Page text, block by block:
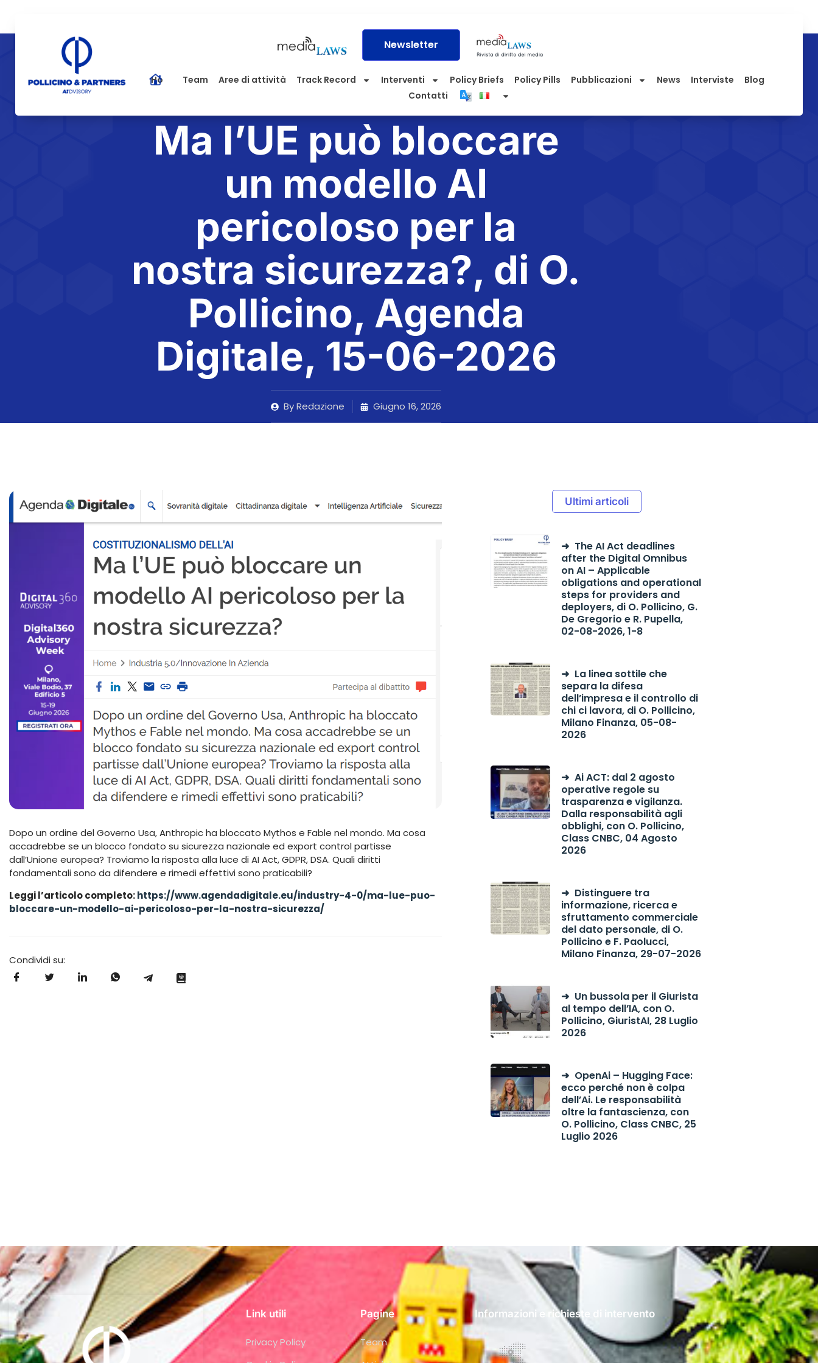
Newsletter
Home Team Aree di attività Track Record Interventi Policy Briefs Policy Pills Pubblicazioni News Interviste
Blog
Contatti
Ma l’UE può bloccare
un modello AI
pericoloso per la
nostra sicurezza?, di O.
Pollicino, Agenda
Digitale, 15-06-2026
ByRedazione Giugno 16, 2026
Dopo un ordine del Governo Usa, Anthropic ha bloccato Mythos e Fable nel mondo. Ma cosa
accadrebbe se un blocco fondato su sicurezza nazionale ed export control partisse
dall’Unione europea? Troviamo la risposta alla luce di AI Act, GDPR, DSA. Quali diritti
fondamentali sono da difendere e rimedi effettivi sono praticabili?
Leggi l’articolo completo:https://www.agendadigitale.eu/industry-4-0/ma-lue-puo-
bloccare-un-modello-ai-pericoloso-per-la-nostra-sicurezza/
Condividi su:
Ultimi articoli
The AI Act deadlines
after the Digital Omnibus
on AI – Applicable
obligations and operational
steps for providers and
deployers, di O. Pollicino, G.
De Gregorio e R. Pupella,
02-08-2026, 1-8
La linea sottile che
separa la difesa
dell’impresa e il controllo di
chi ci lavora, di O. Pollicino,
Milano Finanza, 05-08-
2026
Ai ACT: dal 2 agosto
operative regole su
trasparenza e vigilanza.
Dalla responsabilità agli
obblighi, con O. Pollicino,
Class CNBC, 04 Agosto
2026
Distinguere tra
informazione, ricerca e
sfruttamento commerciale
del dato personale, di O.
Pollicino e F. Paolucci,
Milano Finanza, 29-07-2026
Un bussola per il Giurista
al tempo dell’IA, con O.
Pollicino, GiuristAI, 28 Luglio
2026
OpenAi – Hugging Face:
ecco perché non è colpa
dell’Ai. Le responsabilità
oltre la fantascienza, con
O. Pollicino, Class CNBC, 25
Luglio 2026
Link utili
Privacy Policy
Pagine
Team
Informazioni e richieste di intervento